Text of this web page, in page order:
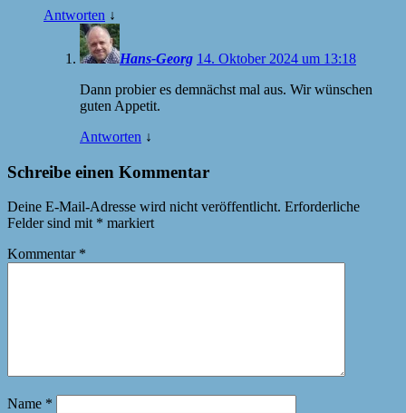
Antworten ↓
Hans-Georg 14. Oktober 2024 um 13:18
Dann probier es demnächst mal aus. Wir wünschen
guten Appetit.
Antworten ↓
Schreibe einen Kommentar
Deine E-Mail-Adresse wird nicht veröffentlicht. Erforderliche
Felder sind mit * markiert
Kommentar *
Name *